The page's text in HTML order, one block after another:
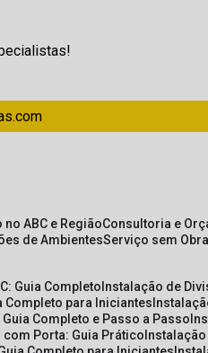
no ABC e Região Consultoria e
de Ambientes Serviço sem
Guia Completo Instalação de
Completo para Iniciantes
Completo e Passo a Passo
com Porta: Guia Prático